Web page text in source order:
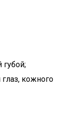
кожного